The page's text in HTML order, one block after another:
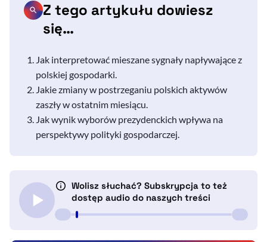
Z tego artykułu dowiesz
się…
Jak interpretować mieszane sygnały napływające z
polskiej gospodarki.
Jakie zmiany w postrzeganiu polskich aktywów
zaszły w ostatnim miesiącu.
Jak wynik wyborów prezydenckich wpływa na
perspektywy polityki gospodarczej.